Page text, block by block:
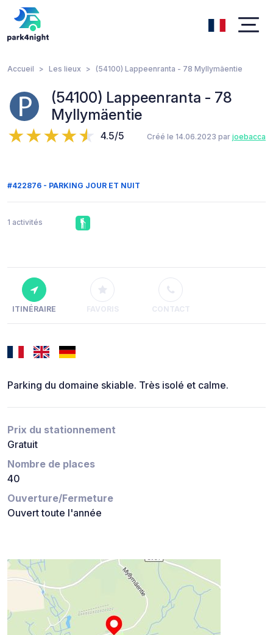
Accueil Les lieux (54100) Lappeenranta - 78 Myllymäentie
(54100) Lappeenranta - 78
Myllymäentie
4.5/5 Créé le 14.06.2023 par joebacca
#422876 - PARKING JOUR ET NUIT
1 activités
ITINÉRAIRE FAVORIS CONTACT
Parking du domaine skiable. Très isolé et calme.
Prix du stationnement
Gratuit
Nombre de places
40
Ouverture/Fermeture
Ouvert toute l'année